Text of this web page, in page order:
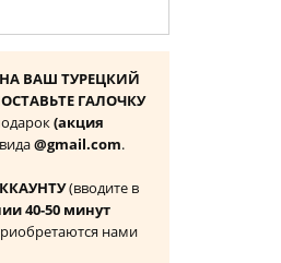
НА ВАШ ТУРЕЦКИЙ
ГАЛОЧКУ
(акция
@gmail.com.
(вводите в
40-50 минут
нами